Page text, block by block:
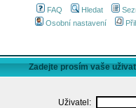
FAQ Hledat
Osobní nastavení
Zadejte prosím vaše
Uživatel: